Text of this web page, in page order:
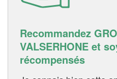
Recommandez
VALSERHONE et
récompensés